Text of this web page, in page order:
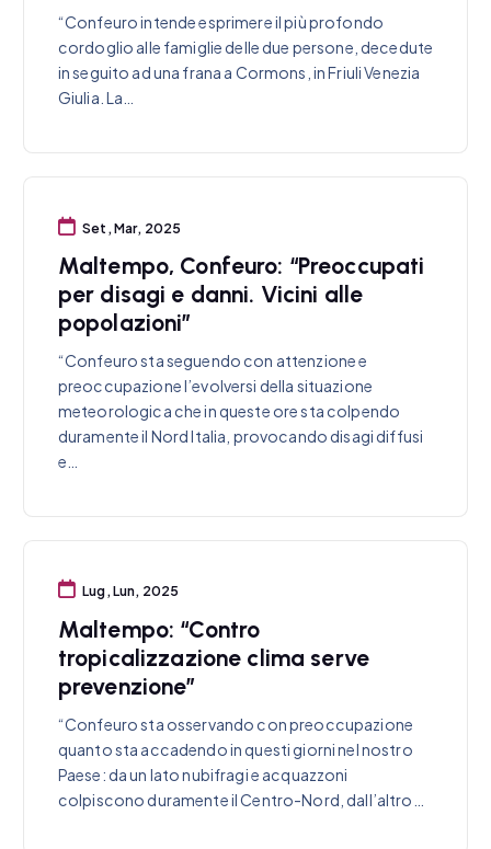
“Confeuro intende esprimere il più profondo
cordoglio alle famiglie delle due persone, decedute
in seguito ad una frana a Cormons, in Friuli Venezia
Giulia. La…
Set, Mar, 2025
Maltempo, Confeuro: “Preoccupati
per disagi e danni. Vicini alle
popolazioni”
“Confeuro sta seguendo con attenzione e
preoccupazione l’evolversi della situazione
meteorologica che in queste ore sta colpendo
duramente il Nord Italia, provocando disagi diffusi
e…
Lug, Lun, 2025
Maltempo: “Contro
tropicalizzazione clima serve
prevenzione”
“Confeuro sta osservando con preoccupazione
quanto sta accadendo in questi giorni nel nostro
Paese: da un lato nubifragi e acquazzoni
colpiscono duramente il Centro-Nord, dall’altro…